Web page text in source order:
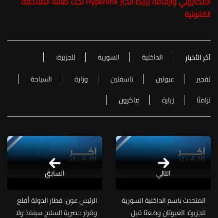
القانونية
آخر الأخبار الداخلية السورية
للجزيرة:
تفجير
عبوتين ناسفتين وزارة
السياحة
تزامنًا
زيارة ماكرون
التالي
المتحدث باسم الداخلية السورية
للجزيرة: العبوتان وضعتا قبل
الرئيس عون: قطار الدولة أقلع
وقرار حصرية السلاح سينفذ ولا
السابق